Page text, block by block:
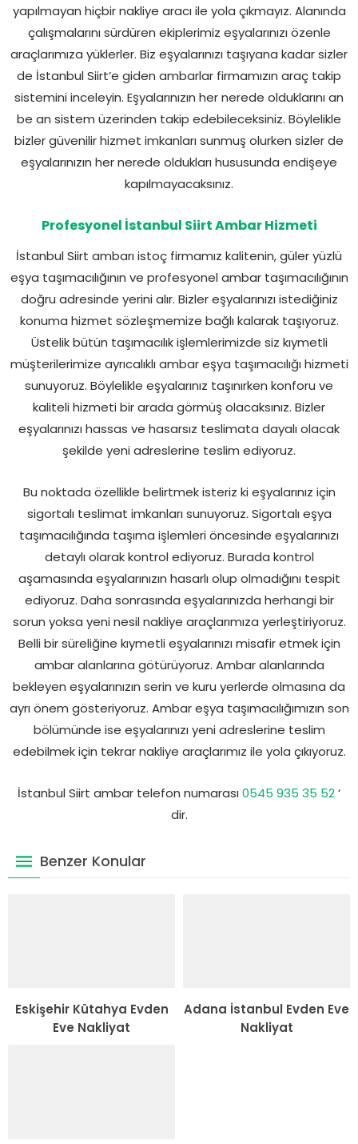
yapılmayan hiçbir nakliye aracı ile yola çıkmayız. Alanında
çalışmalarını sürdüren ekiplerimiz eşyalarınızı özenle
araçlarımıza yüklerler. Biz eşyalarınızı taşıyana kadar sizler
de İstanbul Siirt’e giden ambarlar firmamızın araç takip
sistemini inceleyin. Eşyalarınızın her nerede olduklarını an
be an sistem üzerinden takip edebileceksiniz. Böylelikle
bizler güvenilir hizmet imkanları sunmuş olurken sizler de
eşyalarınızın her nerede oldukları hususunda endişeye
kapılmayacaksınız.
Profesyonel İstanbul Siirt Ambar Hizmeti
İstanbul Siirt ambarı istoç firmamız kalitenin, güler yüzlü
eşya taşımacılığının ve profesyonel ambar taşımacılığının
doğru adresinde yerini alır. Bizler eşyalarınızı istediğiniz
konuma hizmet sözleşmemize bağlı kalarak taşıyoruz.
Üstelik bütün taşımacılık işlemlerimizde siz kıymetli
müşterilerimize ayrıcalıklı ambar eşya taşımacılığı hizmeti
sunuyoruz. Böylelikle eşyalarınız taşınırken konforu ve
kaliteli hizmeti bir arada görmüş olacaksınız. Bizler
eşyalarınızı hassas ve hasarsız teslimata dayalı olacak
şekilde yeni adreslerine teslim ediyoruz.
Bu noktada özellikle belirtmek isteriz ki eşyalarınız için
sigortalı teslimat imkanları sunuyoruz. Sigortalı eşya
taşımacılığında taşıma işlemleri öncesinde eşyalarınızı
detaylı olarak kontrol ediyoruz. Burada kontrol
aşamasında eşyalarınızın hasarlı olup olmadığını tespit
ediyoruz. Daha sonrasında eşyalarınızda herhangi bir
sorun yoksa yeni nesil nakliye araçlarımıza yerleştiriyoruz.
Belli bir süreliğine kıymetli eşyalarınızı misafir etmek için
ambar alanlarına götürüyoruz. Ambar alanlarında
bekleyen eşyalarınızın serin ve kuru yerlerde olmasına da
ayrı önem gösteriyoruz. Ambar eşya taşımacılığımızın son
bölümünde ise eşyalarınızı yeni adreslerine teslim
edebilmek için tekrar nakliye araçlarımız ile yola çıkıyoruz.
İstanbul Siirt ambar telefon numarası 0545 935 35 52‘
dir.
Benzer Konular
Eskişehir Kütahya Evden
Eve Nakliyat
Adana İstanbul Evden Eve
Nakliyat